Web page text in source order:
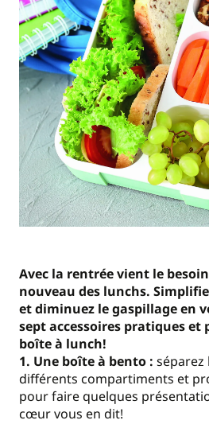
Avec la rentrée vient le besoin
nouveau des lunchs.
et diminuez le gaspillage en
sept accessoires pratiques et
boîte à lunch!
1. Une boîte à bento : séparez
différents compartiments et
pour faire quelques
cœur vous en dit!